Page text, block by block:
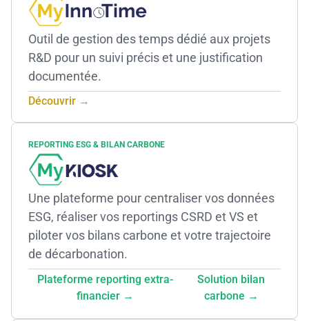
Outil de gestion des temps dédié aux projets
R&D pour un suivi précis et une justification
documentée.
Découvrir →
REPORTING ESG & BILAN CARBONE
Une plateforme pour centraliser vos données
ESG, réaliser vos reportings CSRD et VS et
piloter vos bilans carbone et votre trajectoire
de décarbonation.
Plateforme reporting extra-
financier →
Solution bilan
carbone →